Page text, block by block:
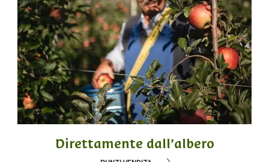
Direttamente dall’albero